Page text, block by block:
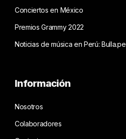
Conciertos en México
Premios Grammy 2022
Noticias de música en Perú: Bulla.pe
Información
Nosotros
Colaboradores